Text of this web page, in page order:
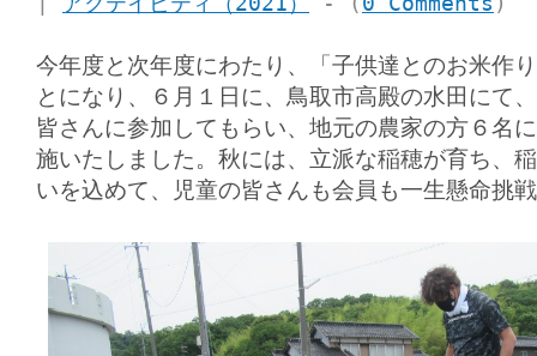
今年度と次年度にわたり、「子供達とのお米作
とになり、６月１日に、鳥取市高殿の水田にて
皆さんに参加してもらい、地元の農家の方６名
施いたしました。秋には、立派な稲穂が育ち、
いを込めて、児童の皆さんも会員も一生懸命挑